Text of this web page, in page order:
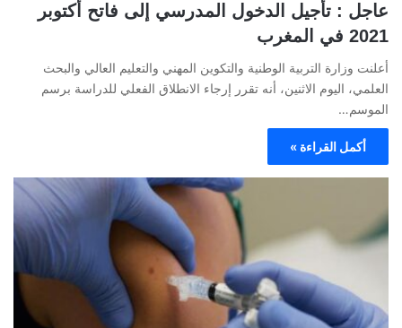
عاجل : تأجيل الدخول المدرسي إلى فاتح أكتوبر
2021 في المغرب
أعلنت وزارة التربية الوطنية والتكوين المهني والتعليم العالي والبحث
العلمي، اليوم الاثنين، أنه تقرر إرجاء الانطلاق الفعلي للدراسة برسم
الموسم…
أكمل القراءة »